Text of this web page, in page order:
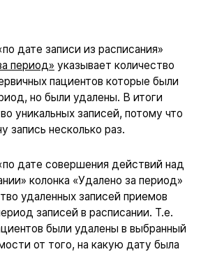
дате записи из расписания»
период» указывает количество
пациентов которые были
но были удалены. В итоги
уникальных записей, потому что
запись несколько раз.
дате совершения действий над
колонка «Удалено за период»
удаленных записей приемов
записей в расписании. Т.е.
были удалены в выбранный
от того, на какую дату была